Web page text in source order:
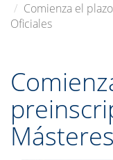
Comienza el
Oficiales